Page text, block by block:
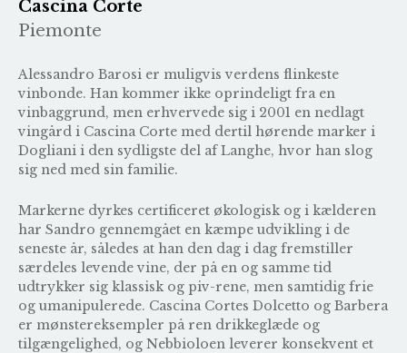
Cascina Corte
Piemonte
Alessandro Barosi er muligvis verdens flinkeste
vinbonde. Han kommer ikke oprindeligt fra en
vinbaggrund, men erhvervede sig i 2001 en nedlagt
vingård i Cascina Corte med dertil hørende marker i
Dogliani i den sydligste del af Langhe, hvor han slog
sig ned med sin familie.
Markerne dyrkes certificeret økologisk og i kælderen
har Sandro gennemgået en kæmpe udvikling i de
seneste år, således at han den dag i dag fremstiller
særdeles levende vine, der på en og samme tid
udtrykker sig klassisk og piv-rene, men samtidig frie
og umanipulerede. Cascina Cortes Dolcetto og Barbera
er mønstereksempler på ren drikkeglæde og
tilgængelighed, og Nebbioloen leverer konsekvent et